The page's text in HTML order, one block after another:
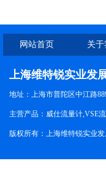
网站首页 关
上海维特锐实业发
地址：上海市普陀区中江路
主营产品：威仕流量计,VSE
版权所有：上海维特锐实业